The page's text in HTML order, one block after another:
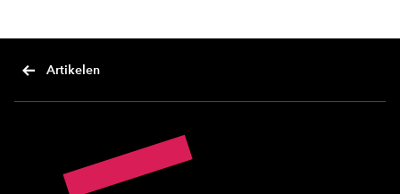
Artikelen